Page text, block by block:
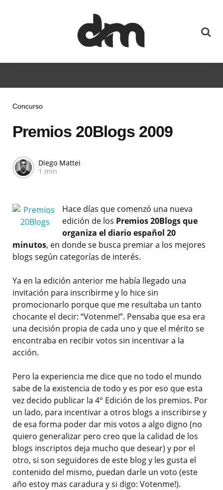
Concurso
Premios 20Blogs 2009
Diego Mattei
1 min
Hace días que comenzó una nueva
edición de los Premios 20Blogs que
organiza el diario español 20
minutos, en donde se busca premiar a los mejores
blogs según categorías de interés.
Ya en la edición anterior me había llegado una
invitación para inscribirme y lo hice sin
promocionarlo porque que me resultaba un tanto
chocante el decir: “Votenme!”. Pensaba que esa era
una decisión propia de cada uno y que el mérito se
encontraba en recibir votos sin incentivar a la
acción.
Pero la experiencia me dice que no todo el mundo
sabe de la existencia de todo y es por eso que esta
vez decido publicar la 4° Edición de los premios. Por
un lado, para incentivar a otros blogs a inscribirse y
de esa forma poder dar mis votos a algo digno (no
quiero generalizar pero creo que la calidad de los
blogs inscriptos deja mucho que desear) y por el
otro, si son seguidores de este blog y les gusta el
contenido del mismo, puedan darle un voto (este
año estoy mas caradura y si digo: Votenme!).